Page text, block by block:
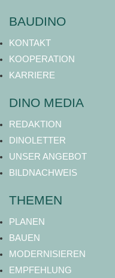
BAUDINO
KONTAKT
KOOPERATION
KARRIERE
DINO MEDIA
REDAKTION
DINOLETTER
UNSER ANGEBOT
BILDNACHWEIS
THEMEN
PLANEN
BAUEN
MODERNISIEREN
EMPFEHLUNG